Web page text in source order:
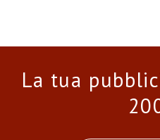
La tua